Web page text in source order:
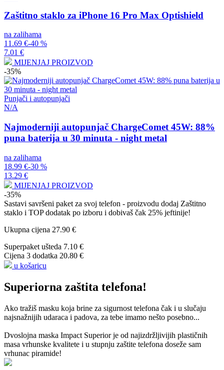
Zaštitno staklo za iPhone 16 Pro Max Optishield
na zalihama
11.69 €-40 %
7.01 €
MIJENJAJ PROIZVOD
-35%
Punjači i autopunjači
N/A
Najmoderniji autopunjač ChargeComet 45W: 88%
puna baterija u 30 minuta - night metal
na zalihama
18.99 €-30 %
13.29 €
MIJENJAJ PROIZVOD
-35%
Sastavi savršeni paket za svoj telefon - proizvodu dodaj Zaštitno
staklo i TOP dodatak po izboru i dobivaš čak 25% jeftinije!
Ukupna cijena 27.90 €
Superpaket ušteda 7.10 €
Cijena 3 dodatka 20.80 €
u košaricu
Superiorna zaštita telefona!
Ako tražiš masku koja brine za sigurnost telefona čak i u slučaju
najsnažnijih udaraca i padova, za tebe imamo nešto posebno...
Dvoslojna maska Impact Superior je od najizdržljivijih plastičnih
masa vrhunske kvalitete i u stupnju zaštite telefona doseže sam
vrhunac piramide!